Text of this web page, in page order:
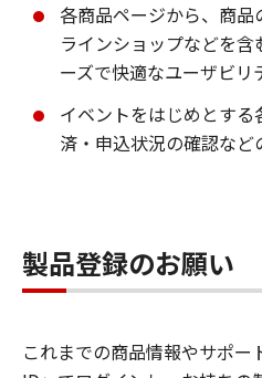
各商品ページから、商
ラインショップなどを
ーズで快適なユーザビリ
イベントをはじめとす
済・申込状況の確認な
製品登録のお願い
これまでの商品情報やサポー